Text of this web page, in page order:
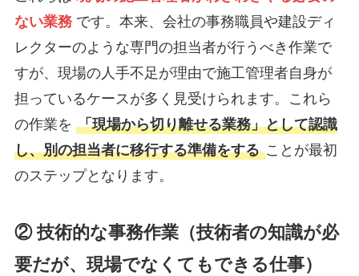
ない業務です。本来、会社の事務職員や建設ディ
レクターのような専門の担当者が行うべき作業で
すが、現場の人手不足が理由で施工管理者自身が
担っているケースが多く見受けられます。これら
の作業を 「現場から切り離せる業務」として認識
し、別の担当者に移行する準備をする ことが最初
のステップとなります。
② 技術的な事務作業（技術者の知識が必
要だが、現場でなくてもできる仕事）